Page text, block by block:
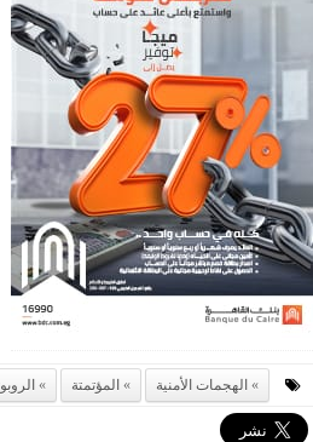
الهجمات الأمنية المؤتمتة